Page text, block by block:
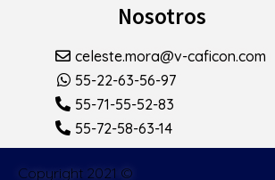
Nosotros
celeste.mora@v-caficon.com
55-22-63-56-97
55-71-55-52-83
55-72-58-63-14
Copyright 2021 ©